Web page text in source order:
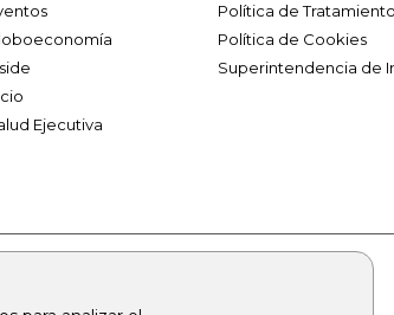
Ejecutiva
Política de
Política de Cookies
Superintendencia de
bolsaencolombia.com